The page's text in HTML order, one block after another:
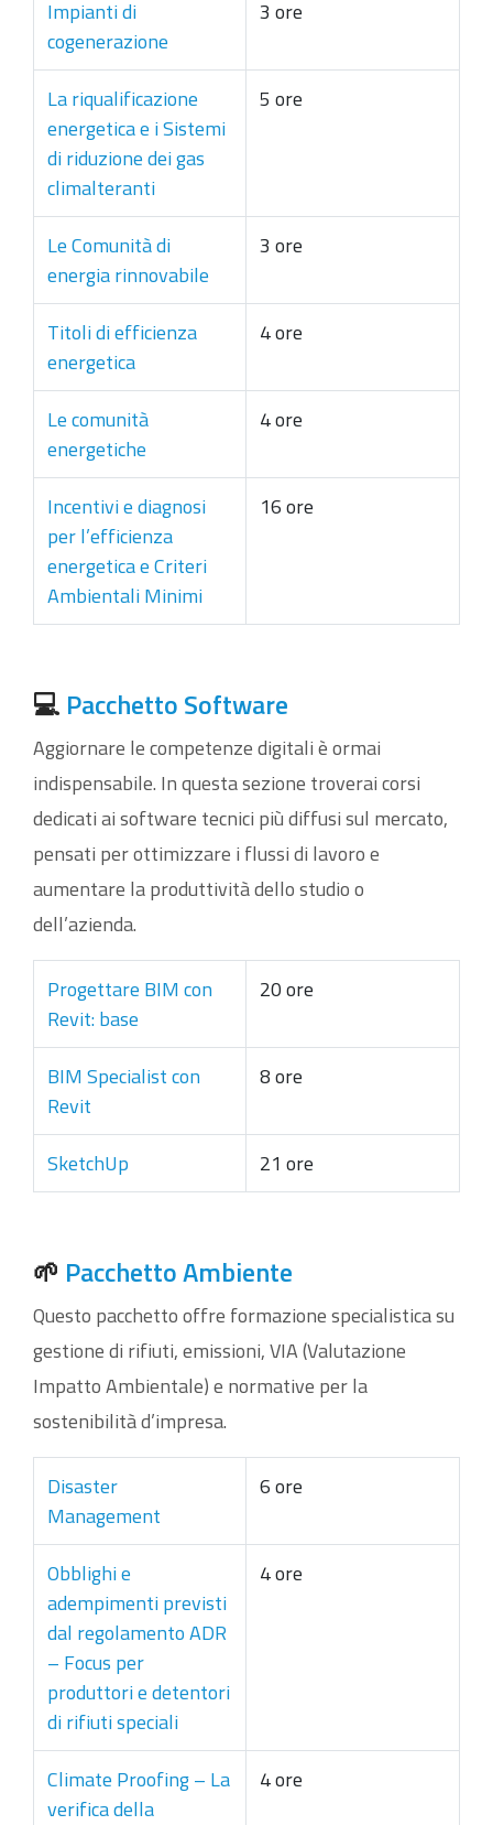
Impianti di
cogenerazione
3 ore
La riqualificazione
energetica e i Sistemi
di riduzione dei gas
climalteranti
5 ore
Le Comunità di
energia rinnovabile
3 ore
Titoli di efficienza
energetica
4 ore
Le comunità
energetiche
4 ore
Incentivi e diagnosi
per l’efficienza
energetica e Criteri
Ambientali Minimi
16 ore
💻 Pacchetto Software
Aggiornare le competenze digitali è ormai
indispensabile. In questa sezione troverai corsi
dedicati ai software tecnici più diffusi sul mercato,
pensati per ottimizzare i flussi di lavoro e
aumentare la produttività dello studio o
dell’azienda.
Progettare BIM con
Revit: base
20 ore
BIM Specialist con
Revit
8 ore
SketchUp 21 ore
🌱 Pacchetto Ambiente
Questo pacchetto offre formazione specialistica su
gestione di rifiuti, emissioni, VIA (Valutazione
Impatto Ambientale) e normative per la
sostenibilità d’impresa.
Disaster
Management
6 ore
Obblighi e
adempimenti previsti
dal regolamento ADR
– Focus per
produttori e detentori
di rifiuti speciali
4 ore
Climate Proofing – La
verifica della
4 ore